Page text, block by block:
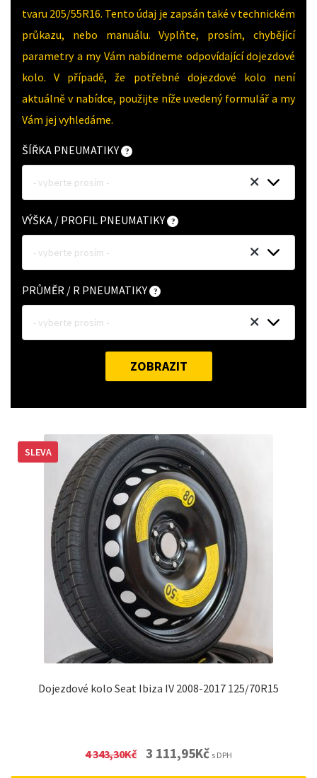
tvaru 205/55R16. Tento údaj je zapsán také v technickém
průkazu, nebo manuálu. Vyplňte, prosím, chybějící
parametry a my Vám nabídneme odpovídající dojezdové
kolo. V případě, že potřebné dojezdové kolo není
aktuálně v nabídce, použijte níže uvedený formulář a my
Vám jej vyhledáme.
ŠÍŘKA PNEUMATIKY
- vyberte prosím -
VÝŠKA / PROFIL PNEUMATIKY
- vyberte prosím -
PRŮMĚR / R PNEUMATIKY
- vyberte prosím -
ZOBRAZIT
Dojezdové kolo Seat Ibiza IV 2008-2017 125/70R15
SLEVA
4 343,30Kč Original
3 111,95KčCurrent
s DPH